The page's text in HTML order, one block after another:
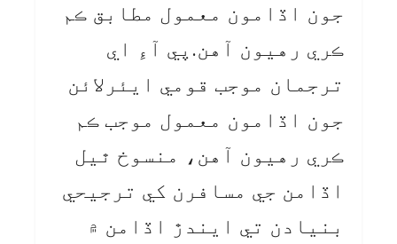
جون اڏامون معمول مطابق ڪم
ڪري رهيون آهن.پي آءِ اي
ترجمان موجب قومي ايئرلائن
جون اڏامون معمول موجب ڪم
ڪري رهيون آهن، منسوخ ٿيل
اڏامن جي مسافرن کي ترجيحي
بنيادن تي ايندڙ اڏامن ۾